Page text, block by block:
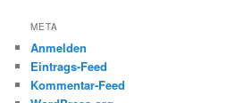
META
Anmelden
Eintrags-Feed
Kommentar-Feed